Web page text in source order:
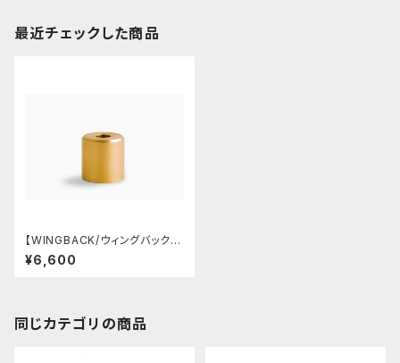
最近チェックした商品
【WINGBACK/ウィングバック】
ペンスタンド ・ PEN/PENCIL H
OLDER (ブラス)
¥6,600
同じカテゴリの商品